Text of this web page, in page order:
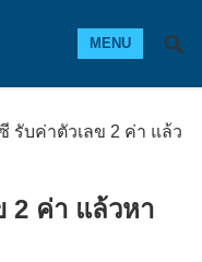
MENU
รับค่าตัวเลข 2 ค่า แล้ว
2 ค่า แล้วหา